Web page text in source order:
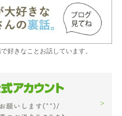
好きなことお話しています。